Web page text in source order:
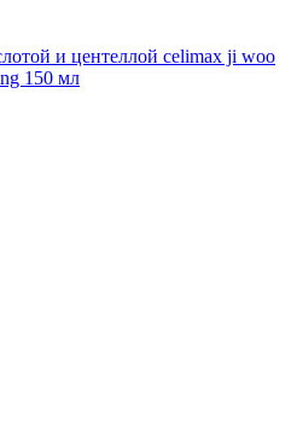
и центеллой celimax ji woo
150 мл